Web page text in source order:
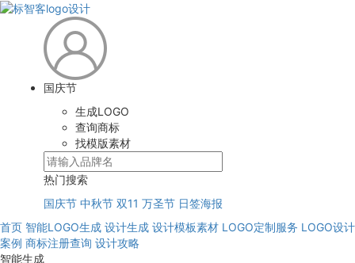
国庆节
生成LOGO
查询商标
找模版素材
热门搜索
国庆节 中秋节 双11 万圣节 日签海报
首页 智能LOGO生成 设计生成 设计模板素材 LOGO定制服务 LOGO设计
案例 商标注册查询 设计攻略
智能生成